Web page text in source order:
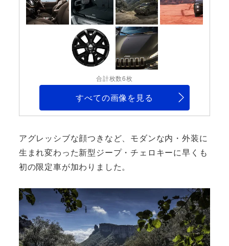
合計枚数6枚
すべての画像を見る
アグレッシブな顔つきなど、モダンな内・外装に
生まれ変わった新型ジープ・チェロキーに早くも
初の限定車が加わりました。